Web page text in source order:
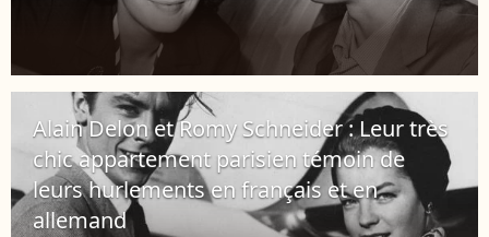
Alain Delon et Romy Schneider : Leur très
chic appartement parisien témoin de
leurs hurlements en français et en
allemand